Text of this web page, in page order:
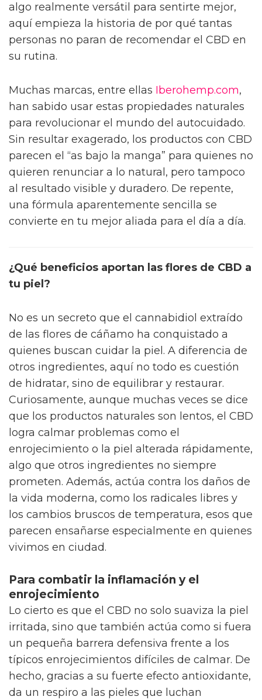
algo realmente versátil para sentirte mejor,
aquí empieza la historia de por qué tantas
personas no paran de recomendar el CBD en
su rutina.
Muchas marcas, entre ellas Iberohemp.com,
han sabido usar estas propiedades naturales
para revolucionar el mundo del autocuidado.
Sin resultar exagerado, los productos con CBD
parecen el “as bajo la manga” para quienes no
quieren renunciar a lo natural, pero tampoco
al resultado visible y duradero. De repente,
una fórmula aparentemente sencilla se
convierte en tu mejor aliada para el día a día.
¿Qué beneficios aportan las flores de CBD a
tu piel?
No es un secreto que el cannabidiol extraído
de las flores de cáñamo ha conquistado a
quienes buscan cuidar la piel. A diferencia de
otros ingredientes, aquí no todo es cuestión
de hidratar, sino de equilibrar y restaurar.
Curiosamente, aunque muchas veces se dice
que los productos naturales son lentos, el CBD
logra calmar problemas como el
enrojecimiento o la piel alterada rápidamente,
algo que otros ingredientes no siempre
prometen. Además, actúa contra los daños de
la vida moderna, como los radicales libres y
los cambios bruscos de temperatura, esos que
parecen ensañarse especialmente en quienes
vivimos en ciudad.
Para combatir la inflamación y el
enrojecimiento
Lo cierto es que el CBD no solo suaviza la piel
irritada, sino que también actúa como si fuera
un pequeña barrera defensiva frente a los
típicos enrojecimientos difíciles de calmar. De
hecho, gracias a su fuerte efecto antioxidante,
da un respiro a las pieles que luchan